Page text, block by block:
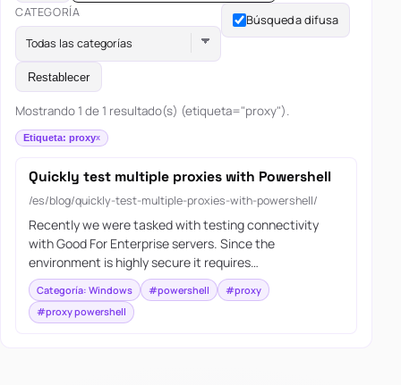
CATEGORÍA
Todas las categorías
Búsqueda difusa
Restablecer
Mostrando 1 de 1 resultado(s) (etiqueta="proxy").
Etiqueta: proxy
Quickly test multiple proxies with Powershell
/es/blog/quickly-test-multiple-proxies-with-powershell/
Recently we were tasked with testing connectivity
with Good For Enterprise servers. Since the
environment is highly secure it requires…
Categoría: Windows #powershell
#proxy
#proxy powershell